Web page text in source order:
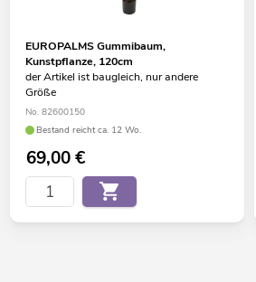
EUROPALMS Gummibaum,
Kunstpflanze, 120cm
der Artikel ist baugleich, nur andere
Größe
No. 82600150
Bestand reicht ca. 12 Wo.
69,00€